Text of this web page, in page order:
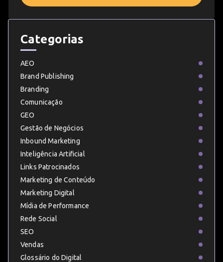
Categorias
AEO
Brand Publishing
Branding
Comunicação
GEO
Gestão de Negócios
Inbound Marketing
Inteligência Artificial
Links Patrocinados
Marketing de Conteúdo
Marketing Digital
Mídia de Performance
Rede Social
SEO
Vendas
Glossário do Digital